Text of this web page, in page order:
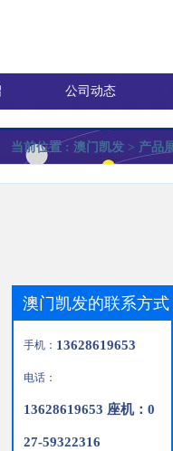
公司动态
询价
价
8)
7)
当前位置 : 澳门凯发 > 产品
澳门凯发的联系方式
手机： 13628619653
电话：
13628619653 座机：0
27-59322316